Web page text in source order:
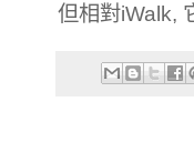
但相對iWalk,